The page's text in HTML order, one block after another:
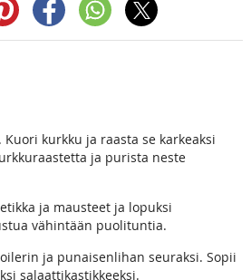
kurkku ja raasta se karkeaksi
ja purista neste
ja mausteet ja lopuksi
vähintään puolituntia.
ja punaisenlihan seuraksi. Sopii
salaattikastikkeeksi.